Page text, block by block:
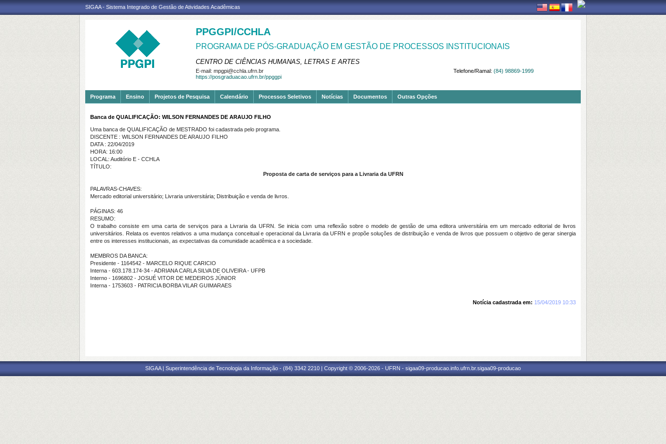
SIGAA - Sistema Integrado de Gestão de Atividades Acadêmicas
PPGGPI/CCHLA
PROGRAMA DE PÓS-GRADUAÇÃO EM GESTÃO DE PROCESSOS INSTITUCIONAIS
CENTRO DE CIÊNCIAS HUMANAS, LETRAS E ARTES
Telefone/Ramal: (84) 98869-1999
E-mail: mpgpi@cchla.ufrn.br
https://posgraduacao.ufrn.br/ppggpi
Programa Ensino Projetos de Pesquisa Calendário Processos Seletivos Notícias Documentos Outras Opções
Banca de QUALIFICAÇÃO: WILSON FERNANDES DE ARAUJO FILHO
Uma banca de QUALIFICAÇÃO de MESTRADO foi cadastrada pelo programa.
DISCENTE : WILSON FERNANDES DE ARAUJO FILHO
DATA : 22/04/2019
HORA: 16:00
LOCAL: Auditório E - CCHLA
TÍTULO:
Proposta de carta de serviços para a Livraria da UFRN
PALAVRAS-CHAVES:
Mercado editorial universitário; Livraria universitária; Distribuição e venda de livros.
PÁGINAS: 46
RESUMO:
O trabalho consiste em uma carta de serviços para a Livraria da UFRN. Se inicia com uma reflexão sobre o modelo de gestão de uma editora universitária em um mercado editorial de livros
universitários. Relata os eventos relativos a uma mudança conceitual e operacional da Livraria da UFRN e propõe soluções de distribuição e venda de livros que possuem o objetivo de gerar sinergia
entre os interesses institucionais, as expectativas da comunidade acadêmica e a sociedade.
MEMBROS DA BANCA:
Presidente - 1164542 - MARCELO RIQUE CARICIO
Interna - 603.178.174-34 - ADRIANA CARLA SILVA DE OLIVEIRA - UFPB
Interno - 1696802 - JOSUÉ VITOR DE MEDEIROS JÚNIOR
Interna - 1753603 - PATRICIA BORBA VILAR GUIMARAES
Notícia cadastrada em: 15/04/2019 10:33
SIGAA | Superintendência de Tecnologia da Informação - (84) 3342 2210 | Copyright © 2006-2026 - UFRN - sigaa09-producao.info.ufrn.br.sigaa09-producao